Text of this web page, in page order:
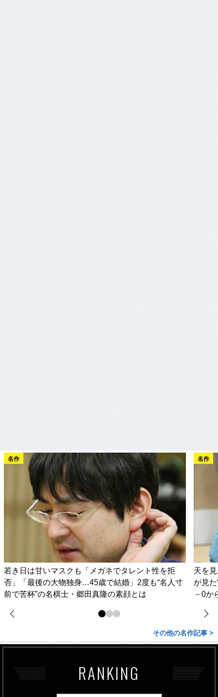
名作
若き日は甘いマスクも「メガネでタレント性を拒
否」「最後の大物独身…45歳で結婚」2度も“名人寸
前で苦杯”の名棋士・郷田真隆の素顔とは
名作
天を
が見
－0か
その他の名作記事 >
RANKING